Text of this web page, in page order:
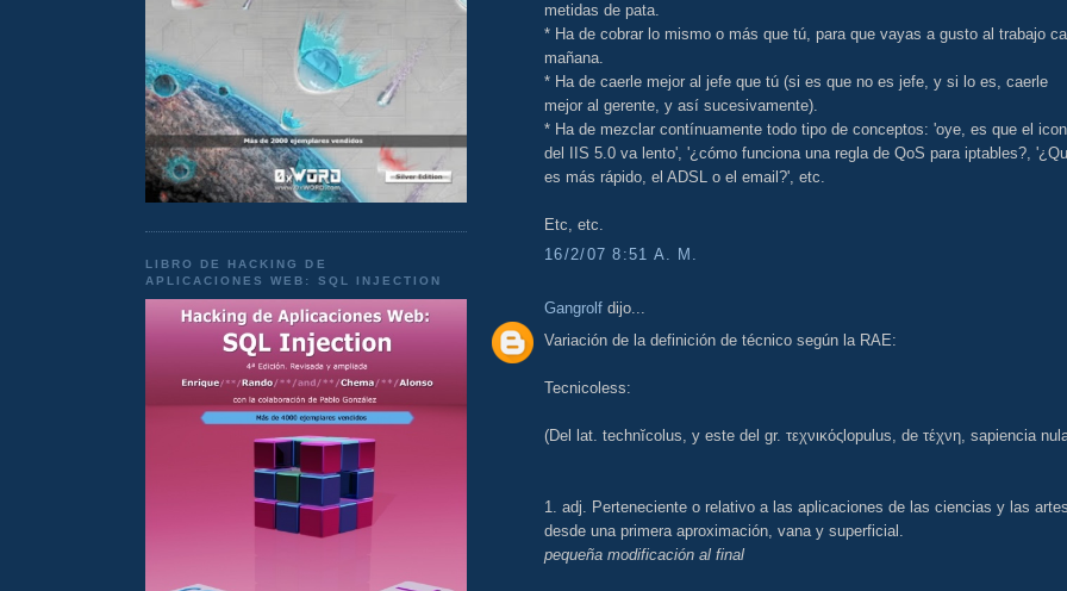
LIBRO DE HACKING DE
APLICACIONES WEB: SQL INJECTION
metidas de pata.
* Ha de cobrar lo mismo o más que tú, para que vayas a gusto al trabajo
mañana.
* Ha de caerle mejor al jefe que tú (si es que no es jefe, y si lo es, caerle
mejor al gerente, y así sucesivamente).
* Ha de mezclar contínuamente todo tipo de conceptos: 'oye, es que el
del IIS 5.0 va lento', '¿cómo funciona una regla de QoS para iptables?,
es más rápido, el ADSL o el email?', etc.
Etc, etc.
16/2/07 8:51 A. M.
Gangrolf dijo...
Variación de la definición de técnico según la RAE:
Tecnicoless:
(Del lat. technĭcolus, y este del gr. τεχνικόςlopulus, de τέχνη, sapiencia
1. adj. Perteneciente o relativo a las aplicaciones de las ciencias y las
desde una primera aproximación, vana y superficial.
pequeña modificación al final